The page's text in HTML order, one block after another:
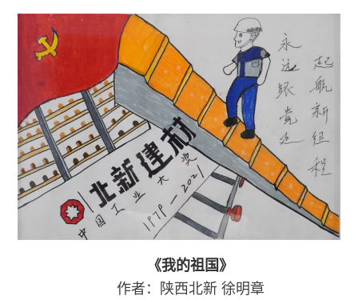
《我的祖国》
作者：陕西北新 徐明章